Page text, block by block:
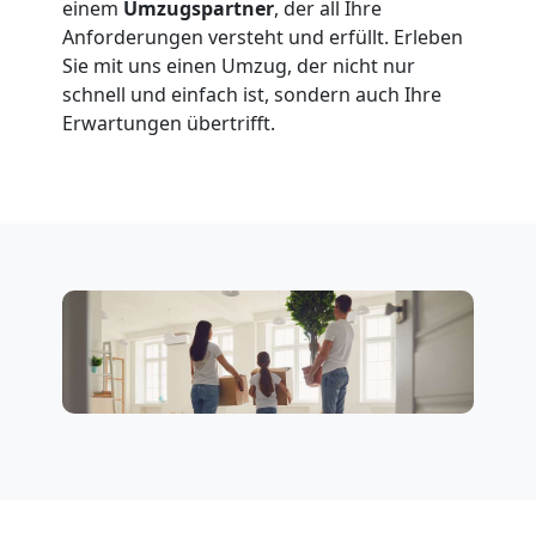
einem Umzugspartner, der all Ihre
Anforderungen versteht und erfüllt. Erleben
Sie mit uns einen Umzug, der nicht nur
schnell und einfach ist, sondern auch Ihre
Erwartungen übertrifft.
Neustadt
Full-
Wiener
Neustadt